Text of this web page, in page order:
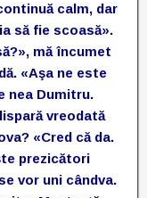
calm, dar
să fie scoasă».
mă încumet
«Aşa ne este
nea Dumitru.
vreodată
«Cred că da.
prezicători
vor uni cândva.